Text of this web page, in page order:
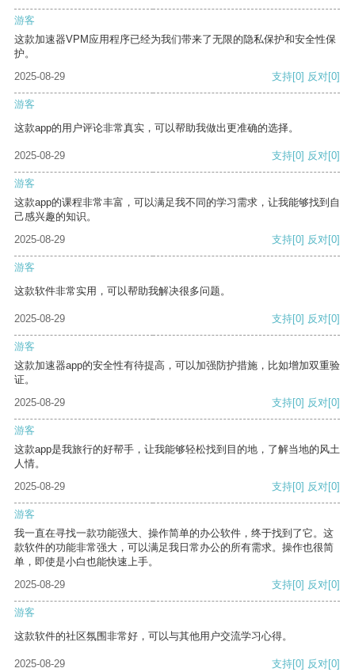
游客
这款加速器VPM应用程序已经为我们带来了无限的隐私保护和安全性保
护。
2025-08-29
支持[0] 反对[0]
游客
这款app的用户评论非常真实，可以帮助我做出更准确的选择。
2025-08-29 支持[0] 反对[0]
游客
这款app的课程非常丰富，可以满足我不同的学习需求，让我能够找到自
己感兴趣的知识。
2025-08-29
支持[0] 反对[0]
游客
这款软件非常实用，可以帮助我解决很多问题。
2025-08-29 支持[0] 反对[0]
游客
这款加速器app的安全性有待提高，可以加强防护措施，比如增加双重验
证。
2025-08-29
支持[0] 反对[0]
游客
这款app是我旅行的好帮手，让我能够轻松找到目的地，了解当地的风土
人情。
2025-08-29
支持[0] 反对[0]
游客
我一直在寻找一款功能强大、操作简单的办公软件，终于找到了它。这
款软件的功能非常强大，可以满足我日常办公的所有需求。操作也很简
单，即使是小白也能快速上手。
2025-08-29
支持[0] 反对[0]
游客
这款软件的社区氛围非常好，可以与其他用户交流学习心得。
2025-08-29 支持[0] 反对[0]